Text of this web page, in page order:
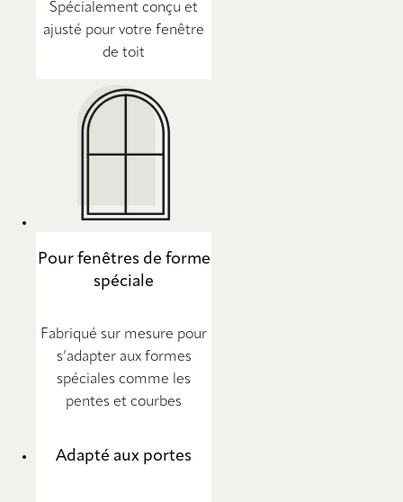
Spécialement conçu et
ajusté pour votre fenêtre
de toit
Pour fenêtres de forme
spéciale
Fabriqué sur mesure pour
s’adapter aux formes
spéciales comme les
pentes et courbes
Adapté aux portes